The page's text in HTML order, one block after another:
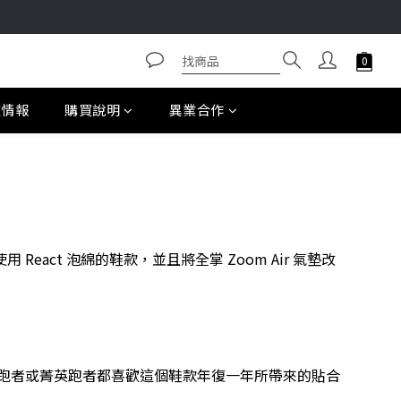
報 購買說明 異業合作
React 泡綿的鞋款，並且將全掌 Zoom Air 氣墊改
或菁英跑者都喜歡這個鞋款年復一年所帶來的貼合